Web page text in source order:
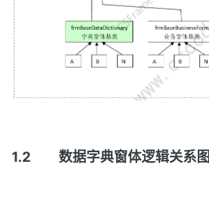
1.2 数据字典窗体逻辑关系图